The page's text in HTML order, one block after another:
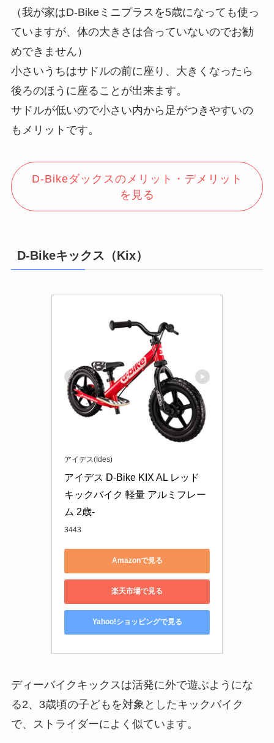
（我が家はD-Bikeミニプラスを5歳になっても使っ
ていますが、体の大きさは合っていないのでお勧
めできません）
小さいうちはサドルの前に座り、大きくなったら
後ろのほうに座ることが出来ます。
サドルが低いので小さい内から足がつきやすいの
もメリットです。
D-Bikeダックスのメリット・デメリット
を見る
D-Bikeキックス（Kix）
アイデス(Ides)
アイデス D-Bike KIX AL レッド
キックバイク 軽量 アルミフレー
ム 2歳-
3443
Amazonで見る
楽天市場で見る
Yahoo!ショッピングで見る
ディーバイクキックスは活発に外で遊ぶようにな
る2、3歳頃の子どもを対象としたキックバイク
で、ストライダーによく似ています。